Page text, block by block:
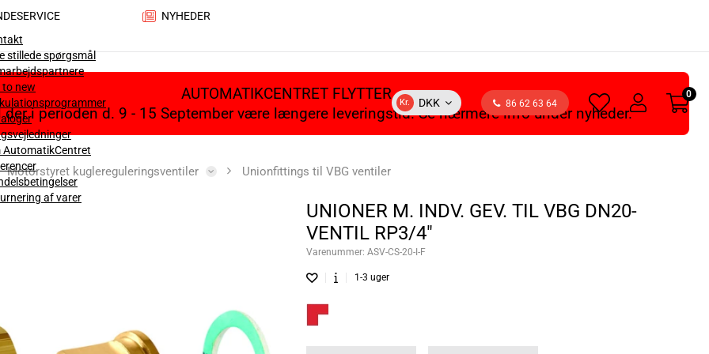
stillede spørgsmål
to new
AutomatikCentret
af varer
NYHEDER
Kr. DKK 86 62 63 64
heart
light
light
0
AUTOMATIKCENTRET FLYTTER
der i perioden d. 9 - 15 September være længere leveringstid. Se nærmere info under nyheder.
Motorstyret kuglereguleringsventiler Unionfittings til VBG ventiler
UNIONER M. INDV. GEV. TIL VBG DN20-
VENTIL RP3/4"
Varenummer: ASV-CS-20-I-F
1-3 uger